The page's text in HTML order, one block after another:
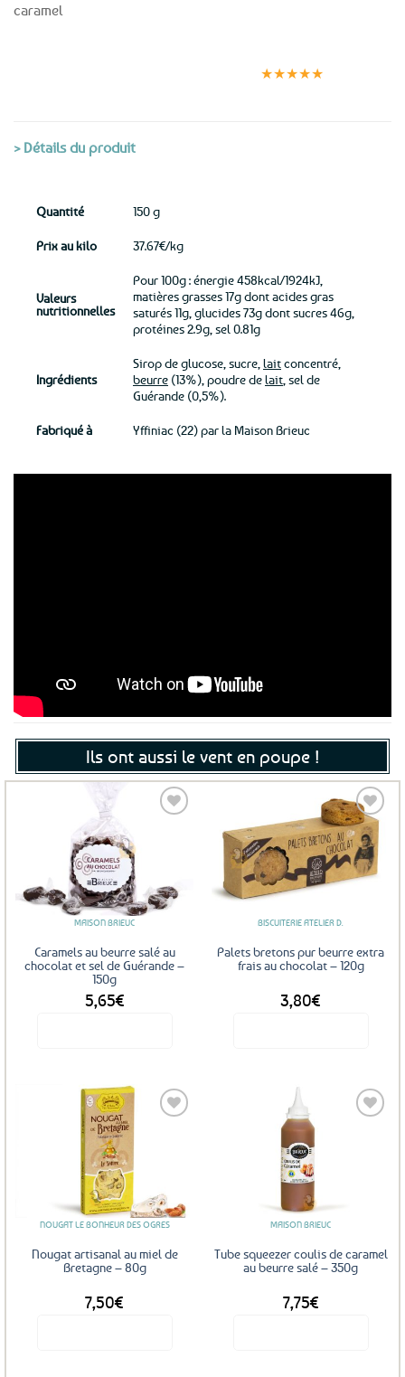
caramel
★★★★★
> Détails du produit
Quantité 150 g
Prix au kilo 37.67€/kg
Valeurs
nutritionnelles
Pour 100g : énergie 458kcal/1924kJ,
matières grasses 17g dont acides gras
saturés 11g, glucides 73g dont sucres 46g,
protéines 2.9g, sel 0.81g
Ingrédients
Sirop de glucose, sucre, laitconcentré,
beurre (13%), poudre delait , sel de
Guérande (0,5%).
Fabriqué à Yffiniac (22) par la Maison Brieuc
Ils ont aussi le vent en poupe !
MAISON BRIEUC
Caramels au beurre salé au
chocolat et sel de Guérande –
150g
5,65€
Ajouter
aux
favoris
BISCUITERIE ATELIER D.
Palets bretons pur beurre extra
frais au chocolat – 120g
3,80€
NOUGAT LE BONHEUR DES OGRES
Nougat artisanal au miel de
Bretagne – 80g
7,50€
MAISON BRIEUC
Tube squeezer coulis de caramel
au beurre salé – 350g
7,75€